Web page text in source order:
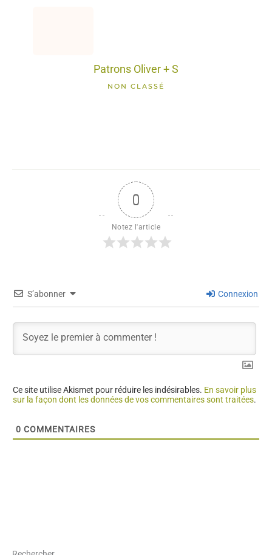
Patrons Oliver + S
NON CLASSÉ
0
Notez l'article
S’abonner Connexion
Ce site utilise Akismet pour réduire les indésirables. En savoir plus
sur la façon dont les données de vos commentaires sont traitées.
0 COMMENTAIRES